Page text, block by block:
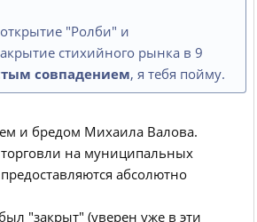
"Ролби" и
стихийного рынка в 9
совпадением, я тебя пойму.
и бредом Михаила Валова.
торговли на муниципальных
абсолютно
"закрыт" (уверен уже в эти